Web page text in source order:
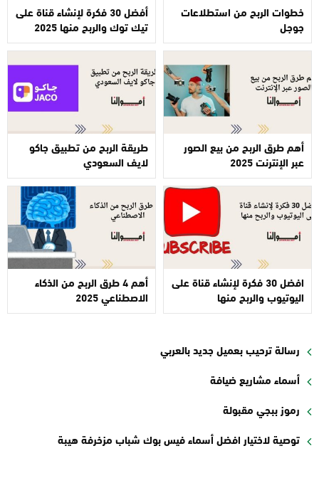
خطوات الربح من استطلاعات
جوجل
أفضل 30 فكرة لإنشاء قناة على
تيك توك والربح منها 2025
أهم طرق الربح من بيع الصور
عبر الإنترنت 2025
طريقة الربح من تطبيق جاكو
لايف السعودي
افضل 30 فكرة لإنشاء قناة على
اليوتيوب والربح منها
أهم 4 طرق الربح من الذكاء
الاصطناعي 2025
رسالة ترحيب بعميل جديد بالعربي
أسماء مشاريع ضيافة
رموز ببجي مقبولة
توصية لاختيار افضل أسماء فيس بوك شباب مزخرفة هيبة